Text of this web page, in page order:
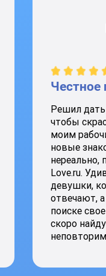
Честное
Решил
чтобы
моим
новые
нереально,
Love.ru.
девушки,
отвечают,
поиске
скоро